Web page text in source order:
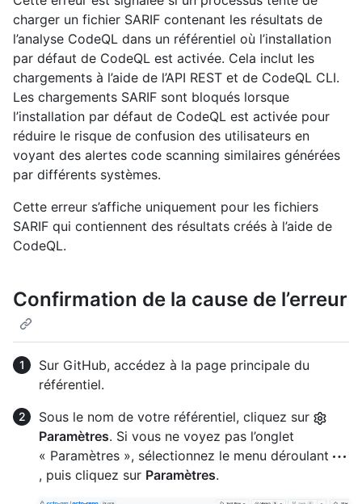
charger un fichier SARIF contenant les résultats de
l’analyse CodeQL dans un référentiel où l’installation
par défaut de CodeQL est activée. Cela inclut les
chargements à l’aide de l’API REST et de CodeQL CLI.
Les chargements SARIF sont bloqués lorsque
l’installation par défaut de CodeQL est activée pour
réduire le risque de confusion des utilisateurs en
voyant des alertes code scanning similaires générées
par différents systèmes.
Cette erreur s’affiche uniquement pour les fichiers
SARIF qui contiennent des résultats créés à l’aide de
CodeQL.
Confirmation de la cause de l’erreur
Sur GitHub, accédez à la page principale du
référentiel.
Sous le nom de votre référentiel, cliquez sur
Paramètres. Si vous ne voyez pas l’onglet
« Paramètres », sélectionnez le menu déroulant
, puis cliquez sur Paramètres.